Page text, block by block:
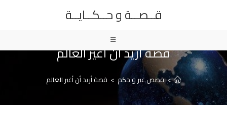
قــصــة و حــكــايــة
قصة أريد أن أغير العالم
> قصص عبر و حكم > قصة أريد أن أغير العالم